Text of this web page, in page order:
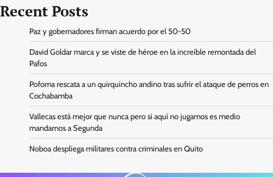
Recent Posts
Paz y gobernadores firman acuerdo por el 50-50
David Goldar marca y se viste de héroe en la increíble remontada del
Pafos
Pofoma rescata a un quirquincho andino tras sufrir el ataque de perros en
Cochabamba
Vallecas está mejor que nunca pero si aquí no jugamos es medio
mandarnos a Segunda
Noboa despliega militares contra criminales en Quito